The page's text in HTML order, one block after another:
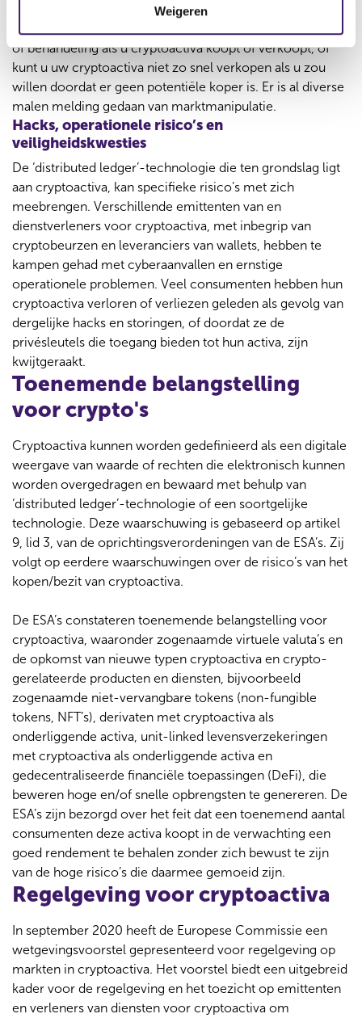
Weigeren
sterk geconcentreerd, wat de koersen of liquiditeit kan
beïnvloeden. Mogelijk krijgt u dan ook geen eerlijke prijs
of behandeling als u cryptoactiva koopt of verkoopt, of
kunt u uw cryptoactiva niet zo snel verkopen als u zou
willen doordat er geen potentiële koper is. Er is al diverse
malen melding gedaan van marktmanipulatie.
Hacks, operationele risico’s en
veiligheidskwesties
De ‘distributed ledger’-technologie die ten grondslag ligt
aan cryptoactiva, kan specifieke risico’s met zich
meebrengen. Verschillende emittenten van en
dienstverleners voor cryptoactiva, met inbegrip van
cryptobeurzen en leveranciers van wallets, hebben te
kampen gehad met cyberaanvallen en ernstige
operationele problemen. Veel consumenten hebben hun
cryptoactiva verloren of verliezen geleden als gevolg van
dergelijke hacks en storingen, of doordat ze de
privésleutels die toegang bieden tot hun activa, zijn
kwijtgeraakt.
Toenemende belangstelling
voor crypto's
Cryptoactiva kunnen worden gedefinieerd als een digitale
weergave van waarde of rechten die elektronisch kunnen
worden overgedragen en bewaard met behulp van
‘distributed ledger’-technologie of een soortgelijke
technologie. Deze waarschuwing is gebaseerd op artikel
9, lid 3, van de oprichtingsverordeningen van de ESA’s. Zij
volgt op eerdere waarschuwingen over de risico’s van het
kopen/bezit van cryptoactiva.
De ESA’s constateren toenemende belangstelling voor
cryptoactiva, waaronder zogenaamde virtuele valuta’s en
de opkomst van nieuwe typen cryptoactiva en crypto-
gerelateerde producten en diensten, bijvoorbeeld
zogenaamde niet-vervangbare tokens (non-fungible
tokens, NFT’s), derivaten met cryptoactiva als
onderliggende activa, unit-linked levensverzekeringen
met cryptoactiva als onderliggende activa en
gedecentraliseerde financiële toepassingen (DeFi), die
beweren hoge en/of snelle opbrengsten te genereren. De
ESA’s zijn bezorgd over het feit dat een toenemend aantal
consumenten deze activa koopt in de verwachting een
goed rendement te behalen zonder zich bewust te zijn
van de hoge risico’s die daarmee gemoeid zijn.
Regelgeving voor cryptoactiva
In september 2020 heeft de Europese Commissie een
wetgevingsvoorstel gepresenteerd voor regelgeving op
markten in cryptoactiva. Het voorstel biedt een uitgebreid
kader voor de regelgeving en het toezicht op emittenten
en verleners van diensten voor cryptoactiva om